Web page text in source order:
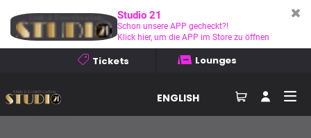
Tickets Lounges
ENGLISH
Studio 21
Schon unsere APP gecheckt?!
Klick hier, um die APP im Store zu öffnen